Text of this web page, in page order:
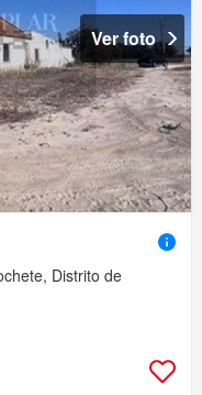
Ver foto
Distrito de